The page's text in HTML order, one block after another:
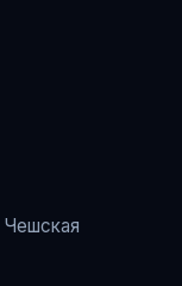
Чешская